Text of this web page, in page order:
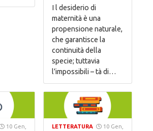
I l desiderio di
maternità è una
propensione naturale,
che garantisce la
continuità della
specie; tuttavia
l’impossibili – tà di…
10 Gen,
LETTERATURA
10 Gen,